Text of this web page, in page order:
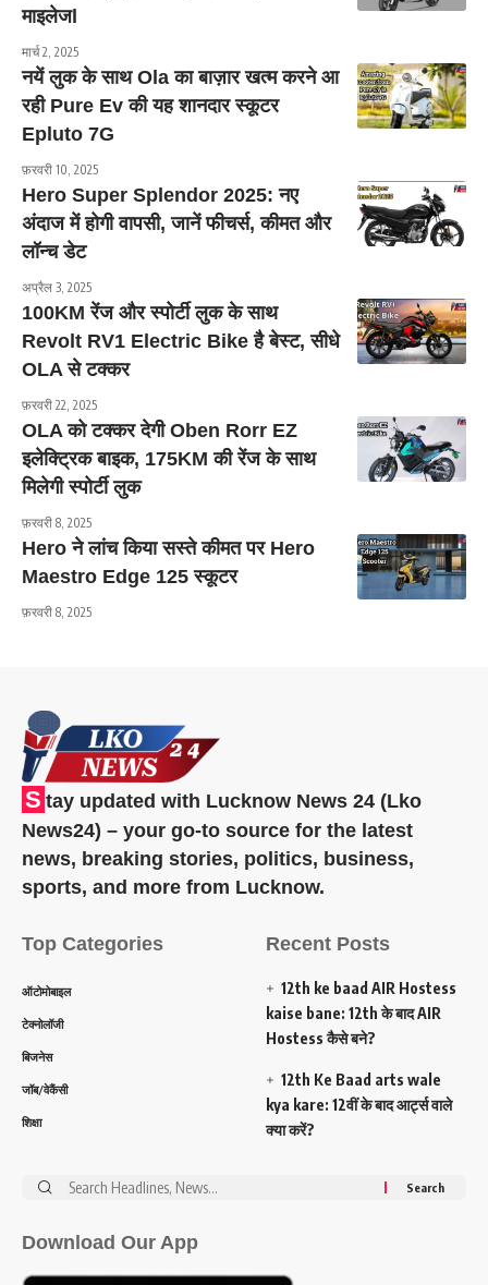
माइलेजl
मार्च 2, 2025
नयें लुक के साथ Ola का बाज़ार खत्म करने आ
रही Pure Ev की यह शानदार स्कूटर
Epluto 7G
फ़रवरी 10, 2025
Hero Super Splendor 2025: नए
अंदाज में होगी वापसी, जानें फीचर्स, कीमत और
लॉन्च डेट
अप्रैल 3, 2025
100KM रेंज और स्पोर्टी लुक के साथ
Revolt RV1 Electric Bike है बेस्ट, सीधे
OLA से टक्कर
फ़रवरी 22, 2025
OLA को टक्कर देगी Oben Rorr EZ
इलेक्ट्रिक बाइक, 175KM की रेंज के साथ
मिलेगी स्पोर्टी लुक
फ़रवरी 8, 2025
Hero ने लांच किया सस्ते कीमत पर Hero
Maestro Edge 125 स्कूटर
फ़रवरी 8, 2025
S tay updated with Lucknow News 24 (Lko
News24) – your go-to source for the latest
news, breaking stories, politics, business,
sports, and more from Lucknow.
Top Categories
ऑटोमोबाइल
टेक्नोलॉजी
बिजनेस
जॉब/वेकैंसी
शिक्षा
Recent Posts
12th ke baad AIR Hostess
kaise bane: 12th के बाद AIR
Hostess कैसे बने?
12th Ke Baad arts wale
kya kare: 12वीं के बाद आर्ट्स वाले
क्या करें?
Search
Download Our App